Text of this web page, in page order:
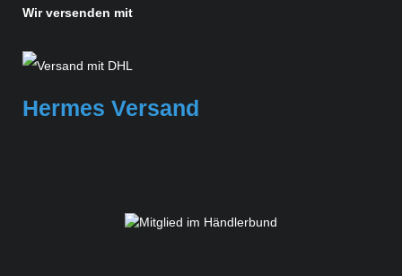
Wir versenden mit
Hermes Versand